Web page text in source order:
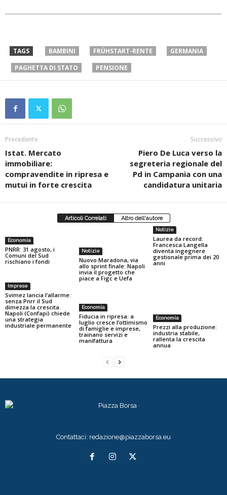
TAGS BAMBINI FRÜHSTART-RENTE
GERMANIA
PAGHETTA DI STATO
PENSIONE
Precedente
Istat. Mercato
immobiliare:
compravendite in ripresa e
mutui in forte crescita
Successivo
Piero De Luca verso la
segreteria regionale del
Pd in Campania con una
candidatura unitaria
Articoli Correlati Altro dell'autore
Economia
PNRR: 31 agosto, i
Comuni del Sud
rischiano i fondi
Notizie
Nuovo Maradona, via
allo sprint finale: Napoli
invia il progetto che
piace a Figc e Uefa
Notizie
Laurea da record:
Francesca Langella
diventa ingegnere
gestionale prima dei 20
anni
Imprese
Svimez lancia l’allarme:
senza Pnrr il Sud
dimezza la crescita.
Napoli (Confapi) chiede
una strategia
industriale permanente
Economia
Fiducia in ripresa: a
luglio cresce l’ottimismo
di famiglie e imprese,
trainano servizi e
manifattura
Economia
Prezzi alla produzione:
industria stabile,
rallenta la crescita
annua
Contattaci: redazione@piazzaborsa.eu